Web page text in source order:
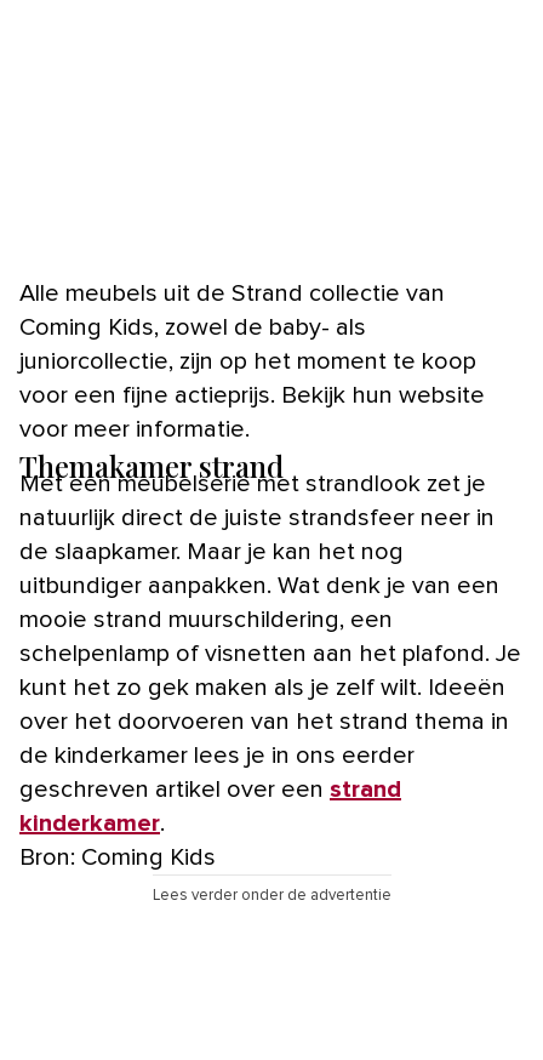
Alle meubels uit de Strand collectie van
Coming Kids, zowel de baby- als
juniorcollectie, zijn op het moment te koop
voor een fijne actieprijs. Bekijk hun website
voor meer informatie.
Themakamer strand
Met een meubelserie met strandlook zet je
natuurlijk direct de juiste strandsfeer neer in
de slaapkamer. Maar je kan het nog
uitbundiger aanpakken. Wat denk je van een
mooie strand muurschildering, een
schelpenlamp of visnetten aan het plafond. Je
kunt het zo gek maken als je zelf wilt. Ideeën
over het doorvoeren van het strand thema in
de kinderkamer lees je in ons eerder
geschreven artikel over een strand
kinderkamer.
Bron: Coming Kids
Lees verder onder de advertentie